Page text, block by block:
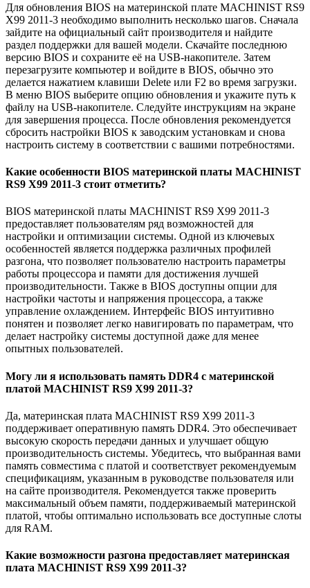
Для обновления BIOS на материнской плате MACHINIST RS9
X99 2011-3 необходимо выполнить несколько шагов. Сначала
зайдите на официальный сайт производителя и найдите
раздел поддержки для вашей модели. Скачайте последнюю
версию BIOS и сохраните её на USB-накопителе. Затем
перезагрузите компьютер и войдите в BIOS, обычно это
делается нажатием клавиши Delete или F2 во время загрузки.
В меню BIOS выберите опцию обновления и укажите путь к
файлу на USB-накопителе. Следуйте инструкциям на экране
для завершения процесса. После обновления рекомендуется
сбросить настройки BIOS к заводским установкам и снова
настроить систему в соответствии с вашими потребностями.
Какие особенности BIOS материнской платы MACHINIST
RS9 X99 2011-3 стоит отметить?
BIOS материнской платы MACHINIST RS9 X99 2011-3
предоставляет пользователям ряд возможностей для
настройки и оптимизации системы. Одной из ключевых
особенностей является поддержка различных профилей
разгона, что позволяет пользователю настроить параметры
работы процессора и памяти для достижения лучшей
производительности. Также в BIOS доступны опции для
настройки частоты и напряжения процессора, а также
управление охлаждением. Интерфейс BIOS интуитивно
понятен и позволяет легко навигировать по параметрам, что
делает настройку системы доступной даже для менее
опытных пользователей.
Могу ли я использовать память DDR4 с материнской
платой MACHINIST RS9 X99 2011-3?
Да, материнская плата MACHINIST RS9 X99 2011-3
поддерживает оперативную память DDR4. Это обеспечивает
высокую скорость передачи данных и улучшает общую
производительность системы. Убедитесь, что выбранная вами
память совместима с платой и соответствует рекомендуемым
спецификациям, указанным в руководстве пользователя или
на сайте производителя. Рекомендуется также проверить
максимальный объем памяти, поддерживаемый материнской
платой, чтобы оптимально использовать все доступные слоты
для RAM.
Какие возможности разгона предоставляет материнская
плата MACHINIST RS9 X99 2011-3?